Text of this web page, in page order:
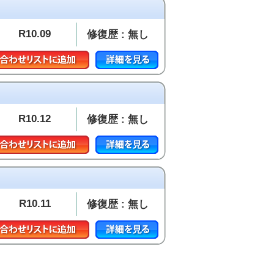
R10.09 修復歴 : 無し
R10.12 修復歴 : 無し
R10.11 修復歴 : 無し